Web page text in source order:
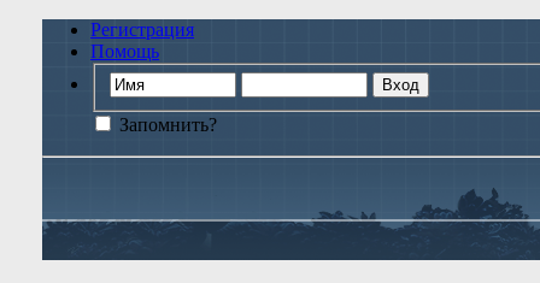
Регистрация
Помощь
Запомнить?